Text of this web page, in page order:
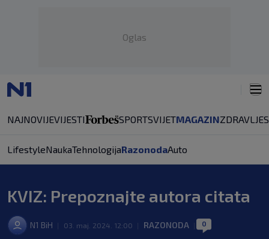
Oglas
NAJNOVIJEVIJESTI SPORTSVIJETMAGAZINZDRAVLJE
LifestyleNaukaTehnologijaRazonodaAuto
KVIZ: Prepoznajte autora citata
N1 BiH 03. maj. 2024. 12:00 RAZONODA 0